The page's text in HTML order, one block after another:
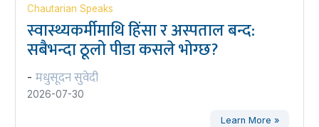
Chautarian Speaks
स्वास्थ्यकर्मीमाथि हिंसा र अस्पताल बन्द:
सबैभन्दा ठूलो पीडा कसले भोग्छ?
- मधुसूदन सुवेदी
2026-07-30
Learn More »